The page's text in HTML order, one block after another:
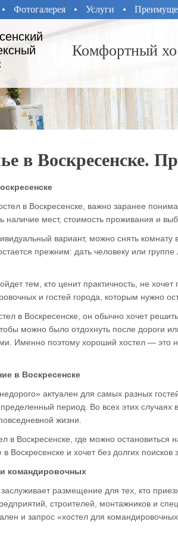
Фотогалерея Услуги
Комфортный
в Воскресенске.
в Воскресенске, важно заранее
наличие мест, стоимость проживания и
вариант, можно снять
прежним: дать человеку или
тем, кто ценит практичность, не
и гостей города, которым нужно
в Воскресенске, он обычно хочет
можно было отдохнуть после дороги
Именно поэтому хороший хостел — это
в Воскресенске
актуален для самых разных
период. Во всех этих случаях
жизни.
в Воскресенске, где можно
Воскресенске и хочет без долгих
командировочных
размещение для тех, кто
строителей, монтажников и
и запрос «хостел для